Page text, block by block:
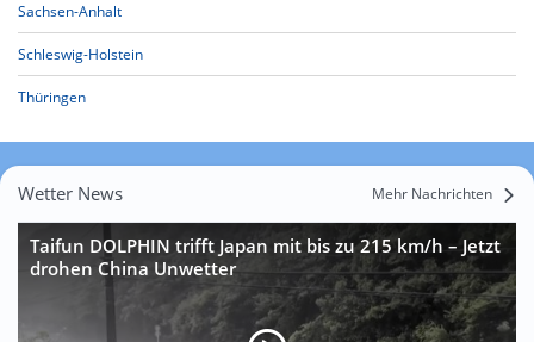
Sachsen-Anhalt
Schleswig-Holstein
Thüringen
Wetter News Mehr Nachrichten
Taifun DOLPHIN trifft Japan mit bis zu 215 km/h – Jetzt
drohen China Unwetter